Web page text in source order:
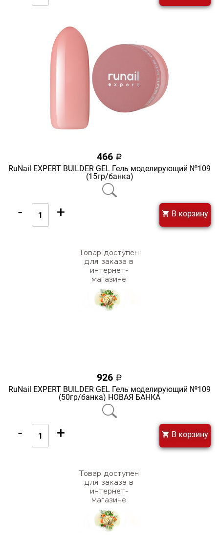
466 a
RuNail EXPERT BUILDER GEL Гель моделирующий №109
(15гр/банка)
- + В корзину
926 a
RuNail EXPERT BUILDER GEL Гель моделирующий №109
(50гр/банка) НОВАЯ БАНКА
- + В корзину